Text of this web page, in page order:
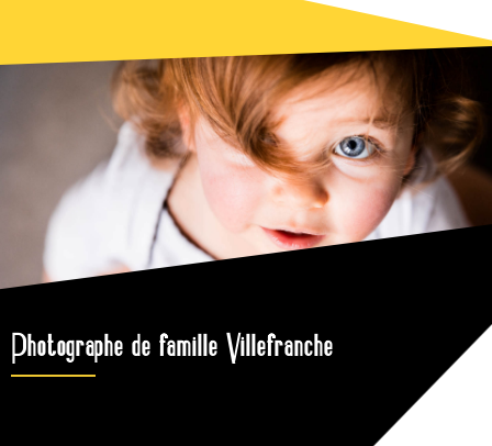
Photographe de famille Villefranche